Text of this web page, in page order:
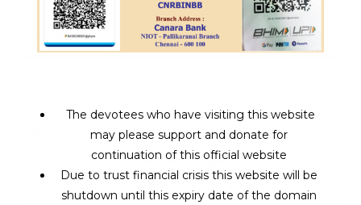
Living
Siddhar
Special
சற்குரு
சீதாராம்
சுவாமிகளுடன்
ஜாலியான
ஒரு
நேர்காணல்
1008 Jeeva Samadhi Yatra
Siddha Medicine | சித்தர்கள் கண்ட மருத்துவம்
Aalaya Dharisanam | ஆலய தரிசனம்
The devotees who have visiting this website
may please support and donate for
continuation of this official website
Due to trust financial crisis this website will be
shutdown until this expiry date of the domain